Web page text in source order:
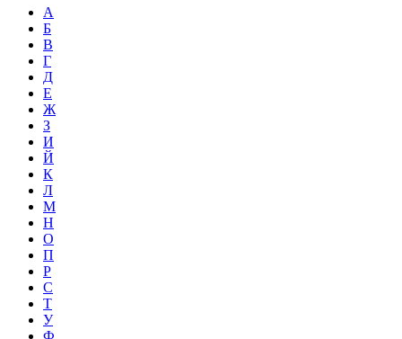
А
Б
В
Г
Д
Е
Ж
З
И
Й
К
Л
М
Н
О
П
Р
С
Т
У
Ф